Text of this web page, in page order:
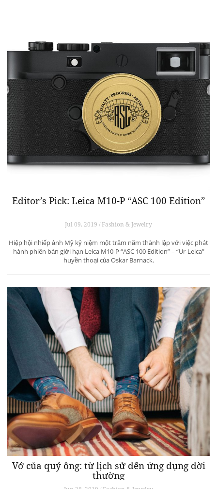
Editor’s Pick: Leica M10-P “ASC 100 Edition”
Jul 09, 2019 / Fashion & Jewelry
Hiệp hội nhiếp ảnh Mỹ kỷ niệm một trăm năm thành lập với việc phát
hành phiên bản giới hạn Leica M10-P “ASC 100 Edition” – “Ur-Leica”
huyền thoại của Oskar Barnack.
Vớ của quý ông: từ lịch sử đến ứng dụng đời
thường